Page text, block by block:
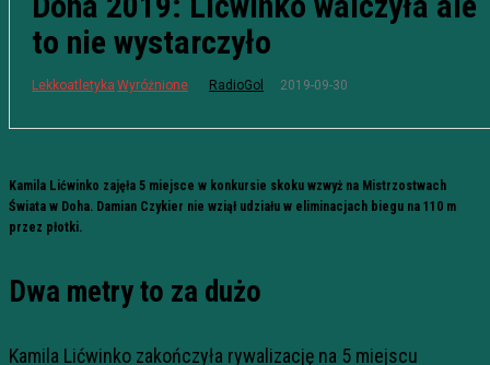
to nie wystarczyło
Lekkoatletyka Wyróżnione RadioGol 2019-09-30
Kamila Lićwinko zajęła 5 miejsce w konkursie skoku wzwyż na Mistrzostwach
Świata w Doha. Damian Czykier nie wziął udziału w eliminacjach biegu na 110 m
przez płotki.
Dwa metry to za dużo
Kamila Lićwinko zakończyła rywalizację na 5 miejscu